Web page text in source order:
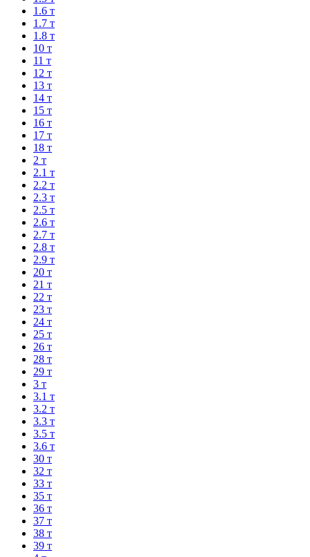
1.6 т
1.7 т
1.8 т
10 т
11 т
12 т
13 т
14 т
15 т
16 т
17 т
18 т
2 т
2.1 т
2.2 т
2.3 т
2.5 т
2.6 т
2.7 т
2.8 т
2.9 т
20 т
21 т
22 т
23 т
24 т
25 т
26 т
28 т
29 т
3 т
3.1 т
3.2 т
3.3 т
3.5 т
3.6 т
30 т
32 т
33 т
35 т
36 т
37 т
38 т
39 т